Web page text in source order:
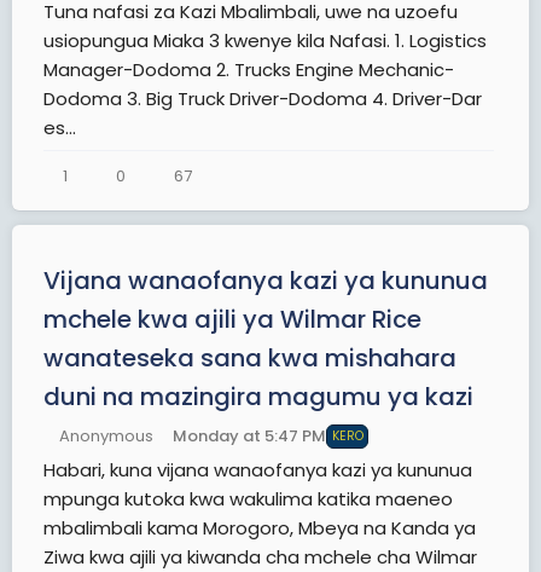
Tuna nafasi za Kazi Mbalimbali, uwe na uzoefu
usiopungua Miaka 3 kwenye kila Nafasi. 1. Logistics
Manager-Dodoma 2. Trucks Engine Mechanic-
Dodoma 3. Big Truck Driver-Dodoma 4. Driver-Dar
es...
1 0 67
Vijana wanaofanya kazi ya kununua
mchele kwa ajili ya Wilmar Rice
wanateseka sana kwa mishahara
duni na mazingira magumu ya kazi
Anonymous Monday at 5:47 PM KERO
Habari, kuna vijana wanaofanya kazi ya kununua
mpunga kutoka kwa wakulima katika maeneo
mbalimbali kama Morogoro, Mbeya na Kanda ya
Ziwa kwa ajili ya kiwanda cha mchele cha Wilmar